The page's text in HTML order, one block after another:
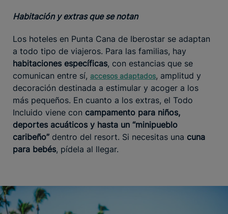
Habitación y extras que se notan
Los hoteles en Punta Cana de Iberostar se adaptan
a todo tipo de viajeros. Para las familias, hay
habitaciones específicas, con estancias que se
comunican entre sí, accesos adaptados, amplitud y
decoración destinada a estimular y acoger a los
más pequeños. En cuanto a los extras, el Todo
Incluido viene con campamento para niños,
deportes acuáticos y hasta un “minipueblo
caribeño” dentro del resort. Si necesitas una cuna
para bebés, pídela al llegar.